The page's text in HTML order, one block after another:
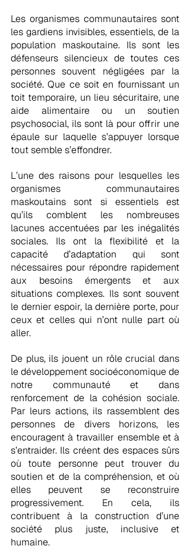
Les organismes communautaires sont
les gardiens invisibles, essentiels, de la
population maskoutaine. Ils sont les
défenseurs silencieux de toutes ces
personnes souvent négligées par la
société. Que ce soit en fournissant un
toit temporaire, un lieu sécuritaire, une
aide alimentaire ou un soutien
psychosocial, ils sont là pour offrir une
épaule sur laquelle s’appuyer lorsque
tout semble s’effondrer.
L’une des raisons pour lesquelles les
organismes communautaires
maskoutains sont si essentiels est
qu’ils comblent les nombreuses
lacunes accentuées par les inégalités
sociales. Ils ont la flexibilité et la
capacité d’adaptation qui sont
nécessaires pour répondre rapidement
aux besoins émergents et aux
situations complexes. Ils sont souvent
le dernier espoir, la dernière porte, pour
ceux et celles qui n’ont nulle part où
aller.
De plus, ils jouent un rôle crucial dans
le développement socioéconomique de
notre communauté et dans
renforcement de la cohésion sociale.
Par leurs actions, ils rassemblent des
personnes de divers horizons, les
encouragent à travailler ensemble et à
s’entraider. Ils créent des espaces sûrs
où toute personne peut trouver du
soutien et de la compréhension, et où
elles peuvent se reconstruire
progressivement. En cela, ils
contribuent à la construction d’une
société plus juste, inclusive et
humaine.